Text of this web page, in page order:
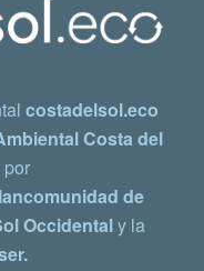
costadelsol.eco
Costa del
de
Occidentaly la